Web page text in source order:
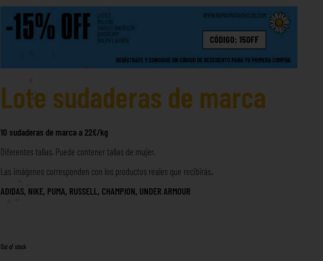
Lote sudaderas de marca
10 sudaderas de marca a 22€/kg
Diferentes tallas. Puede contener tallas de mujer.
Las imágenes corresponden con los productos reales que recibirás.
ADIDAS, NIKE, PUMA, RUSSELL, CHAMPION, UNDER ARMOUR
Out of stock